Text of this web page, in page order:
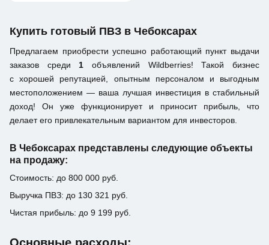
Купить готовый ПВЗ в Чебоксарах
Предлагаем приобрести успешно работающий пункт выдачи
заказов среди 1 объявлений Wildberries! Такой бизнес
с хорошей репутацией, опытным персоналом и выгодным
местоположением — ваша лучшая инвестиция в стабильный
доход! Он уже функционирует и приносит прибыль, что
делает его привлекательным вариантом для инвесторов.
В Чебоксарах представлены следующие объекты
на продажу:
Стоимость: до 800 000 руб.
Выручка ПВЗ: до 130 321 руб.
Чистая прибыль: до 9 199 руб.